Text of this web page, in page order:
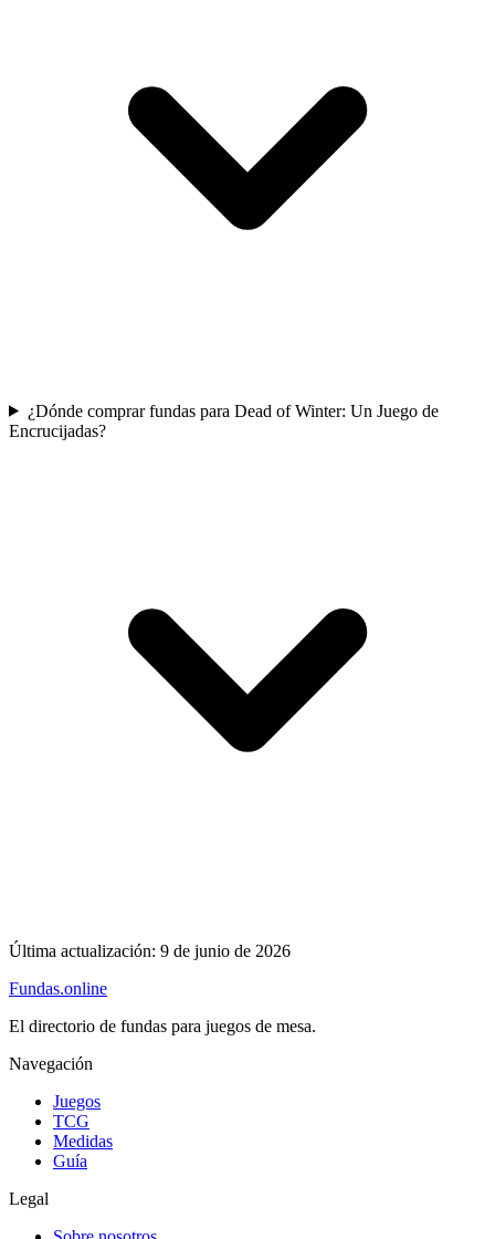
¿Dónde comprar fundas para Dead of Winter: Un Juego de
Encrucijadas?
Última actualización: 9 de junio de 2026
Fundas.online
El directorio de fundas para juegos de mesa.
Navegación
Juegos
TCG
Medidas
Guía
Legal